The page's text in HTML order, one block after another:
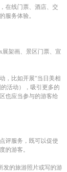
在线门票、酒店、交
服务体验。
架画、景区门票、宣
，比如开展“当日美相
活动），吸引更多的
也应当参与的游客给
评服务，既可以促使
的游客。
发的旅游照片或写的游